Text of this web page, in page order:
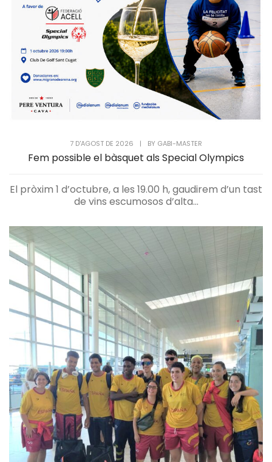
7 D'AGOST DE 2026 | BY GABI-MASTER
Fem possible el bàsquet als Special Olympics
El pròxim 1 d’octubre, a les 19.00 h, gaudirem d’un tast
de vins escumosos d’alta...